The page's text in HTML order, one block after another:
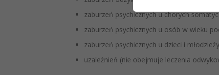
zaburzeń psychicznych u chorych
zaburzeń psychicznych u osób w wieku
zaburzeń psychicznych u dzieci i młodzieży
uzależnień (nie obejmuje leczenia